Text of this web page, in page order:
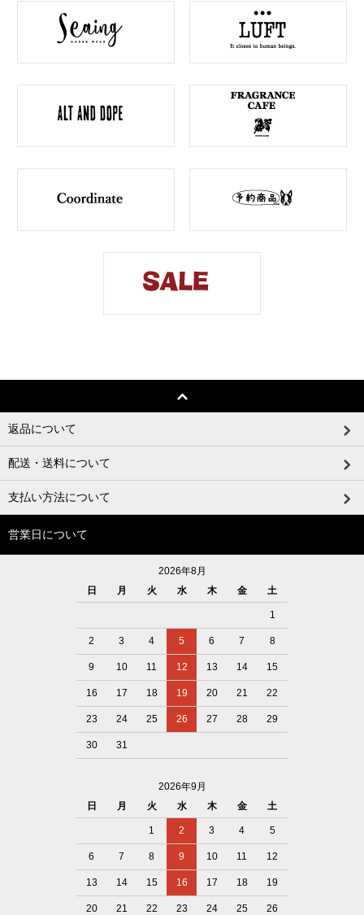
返品について
配送・送料について
支払い方法について
営業日について
2026年8月
日
月 火 水 木 金 土
1
2 3 4 5 6 7 8
9 10 11 12 13 14 15
16 17 18 19 20 21 22
23 24 25 26 27 28 29
30 31
2026年9月
日
月 火 水 木 金 土
1 2 3 4 5
6 7 8 9 10 11 12
13 14 15 16 17 18 19
20 21 22 23 24 25 26